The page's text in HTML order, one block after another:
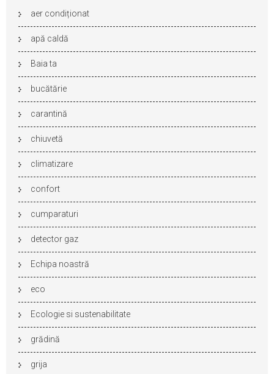
aer condiționat
apă caldă
Baia ta
bucătărie
carantină
chiuvetă
climatizare
confort
cumparaturi
detector gaz
Echipa noastră
eco
Ecologie si sustenabilitate
grădină
grija